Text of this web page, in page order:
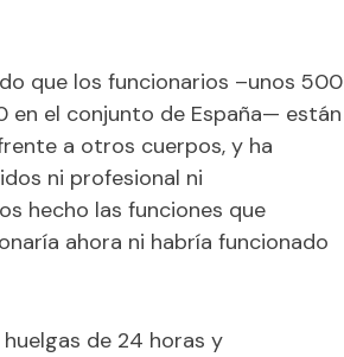
que los funcionarios –unos 500
en el conjunto de España— están
a otros cuerpos, y ha
ni profesional ni
hecho las funciones que
ahora ni habría funcionado
de 24 horas y